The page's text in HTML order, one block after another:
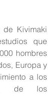
Kivimaki
que
hombres
Europa y
a los
de los